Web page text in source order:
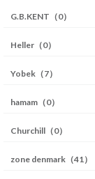
G.B.KENT（0）
Heller（0）
Yobek（7）
hamam（0）
Churchill（0）
zone denmark（41）